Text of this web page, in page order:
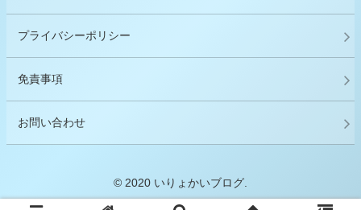
プライバシーポリシー
免責事項
お問い合わせ
© 2020 いりょかいブログ.